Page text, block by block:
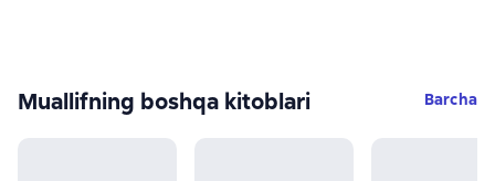
Muallifning boshqa kitoblari Barcha